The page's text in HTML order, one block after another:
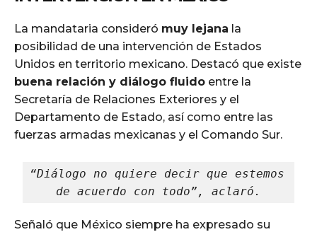
La mandataria consideró muy lejana la
posibilidad de una intervención de Estados
Unidos en territorio mexicano. Destacó que existe
buena relación y diálogo fluido entre la
Secretaría de Relaciones Exteriores y el
Departamento de Estado, así como entre las
fuerzas armadas mexicanas y el Comando Sur.
“Diálogo no quiere decir que estemos
de acuerdo con todo”, aclaró.
Señaló que México siempre ha expresado su